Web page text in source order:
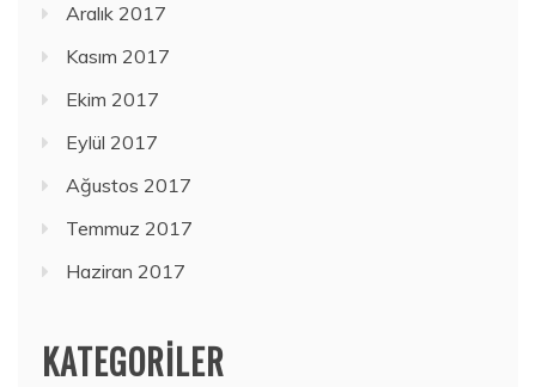
Aralık 2017
Kasım 2017
Ekim 2017
Eylül 2017
Ağustos 2017
Temmuz 2017
Haziran 2017
KATEGORILER